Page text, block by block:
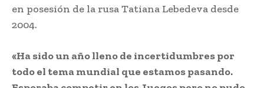
en posesión de la rusa Tatiana Lebedeva desde
2004.
«Ha sido un año lleno de incertidumbres por
todo el tema mundial que estamos pasando.